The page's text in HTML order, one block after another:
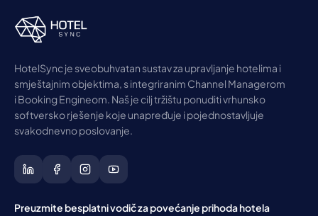
HotelSync je sveobuhvatan sustav za upravljanje hotelima i
smještajnim objektima, s integriranim Channel Managerom
i Booking Engineom. Naš je cilj tržištu ponuditi vrhunsko
softversko rješenje koje unapređuje i pojednostavljuje
svakodnevno poslovanje.
Preuzmite besplatni vodič za povećanje prihoda hotela